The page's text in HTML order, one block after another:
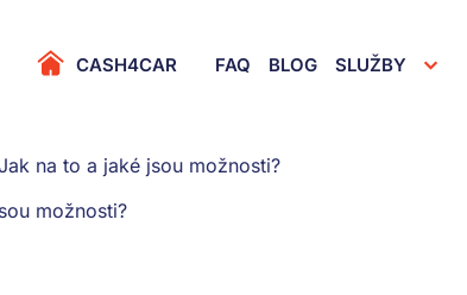
CASH4CAR FAQ BLOG SLUŽBY
na to a jaké jsou možnosti?